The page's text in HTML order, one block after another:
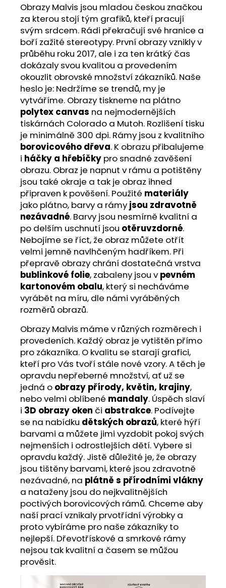
Obrazy Malvis jsou mladou českou značkou
za kterou stojí tým grafiků, kteří pracují
svým srdcem. Rádi překračují své hranice a
boří zažité stereotypy. První obrazy vznikly v
průběhu roku 2017, ale i za ten krátký čas
dokázaly svou kvalitou a provedením
okouzlit obrovské množství zákazníků. Naše
heslo je: Nedržíme se trendů, my je
vytváříme. Obrazy tiskneme na plátno
polytex canvas na nejmodernějších
tiskárnách Colorado a Mutoh. Rozlišení tisku
je minimálně 300 dpi. Rámy jsou z kvalitního
borovicového dřeva. K obrazu přibalujeme
i háčky a hřebíčky pro snadné zavěšení
obrazu. Obraz je napnut v rámu a potištěny
jsou také okraje a tak je obraz ihned
připraven k pověšení. Použité materiály
jako plátno, barvy a rámy jsou zdravotně
nezávadné. Barvy jsou nesmírně kvalitní a
po delším uschnutí jsou otěruvzdorné.
Nebojíme se říct, že obraz můžete otřít
velmi jemně navlhčeným hadříkem. Při
přepravě obrazy chrání dostatečná vrstva
bublinkové folie, zabaleny jsou v pevném
kartonovém obalu, který si necháváme
vyrábět na míru, dle námi vyráběných
rozměrů obrazů.
Obrazy Malvis máme v různých rozměrech i
provedeních. Každý obraz je vytištěn přímo
pro zákazníka. O kvalitu se starají grafici,
kteří pro Vás tvoří stále nové vzory. A těch je
opravdu nepřeberné množství, ať už se
jedná o obrazy přírody, květin, krajiny,
nebo velmi oblíbené mandaly. Úspěch slaví
i 3D obrazy oken či abstrakce. Podívejte
se na nabídku dětských obrazů, které hýří
barvami a můžete jimi vyzdobit pokoj svých
nejmenších i odrostlejších dětí. Vybere si
opravdu každý. Jistě důležité je, že obrazy
jsou tištěny barvami, které jsou zdravotně
nezávadné, na plátně s přírodními vlákny
a nataženy jsou do nejkvalitnějších
poctivých borovicových rámů. Chceme aby
naší prací vznikaly prvotřídní výrobky a
proto vybíráme pro naše zákazníky to
nejlepší. Dřevotřískové a smrkové rámy
nejsou tak kvalitní a časem se můžou
prověsit.